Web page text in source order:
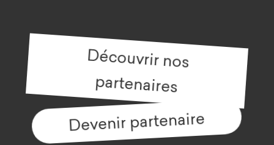
Découvrir nos
partenaires
Devenir partenaire